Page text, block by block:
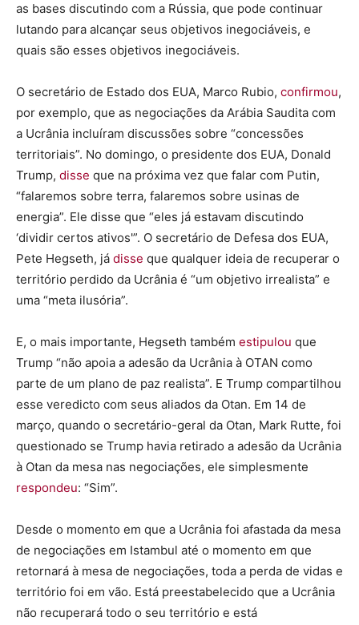
as bases discutindo com a Rússia, que pode continuar
lutando para alcançar seus objetivos inegociáveis, e
quais são esses objetivos inegociáveis.
O secretário de Estado dos EUA, Marco Rubio, confirmou,
por exemplo, que as negociações da Arábia Saudita com
a Ucrânia incluíram discussões sobre “concessões
territoriais”. No domingo, o presidente dos EUA, Donald
Trump, disse que na próxima vez que falar com Putin,
“falaremos sobre terra, falaremos sobre usinas de
energia”. Ele disse que “eles já estavam discutindo
‘dividir certos ativos'”. O secretário de Defesa dos EUA,
Pete Hegseth, já disse que qualquer ideia de recuperar o
território perdido da Ucrânia é “um objetivo irrealista” e
uma “meta ilusória”.
E, o mais importante, Hegseth também estipulou que
Trump “não apoia a adesão da Ucrânia à OTAN como
parte de um plano de paz realista”. E Trump compartilhou
esse veredicto com seus aliados da Otan. Em 14 de
março, quando o secretário-geral da Otan, Mark Rutte, foi
questionado se Trump havia retirado a adesão da Ucrânia
à Otan da mesa nas negociações, ele simplesmente
respondeu: “Sim”.
Desde o momento em que a Ucrânia foi afastada da mesa
de negociações em Istambul até o momento em que
retornará à mesa de negociações, toda a perda de vidas e
território foi em vão. Está preestabelecido que a Ucrânia
não recuperará todo o seu território e está